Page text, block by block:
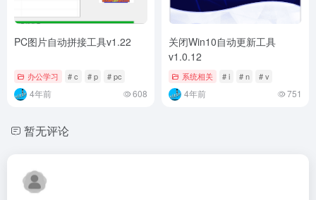
PC图片自动拼接工具v1.22
办公学习 # c # p # pc
4年前 608
关闭Win10自动更新工具
v1.0.12
系统相关 # i # n # v
4年前 751
暂无评论